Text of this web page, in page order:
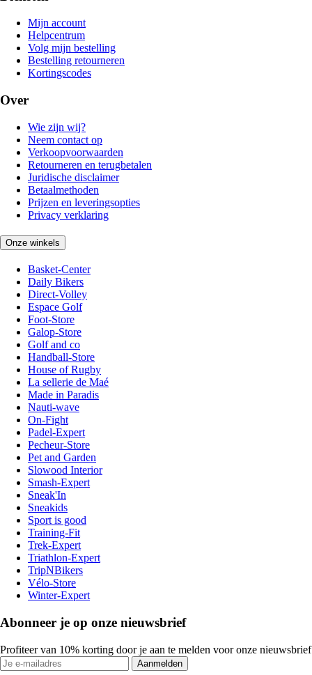
Mijn account
Helpcentrum
Volg mijn bestelling
Bestelling retourneren
Kortingscodes
Over
Wie zijn wij?
Neem contact op
Verkoopvoorwaarden
Retourneren en terugbetalen
Juridische disclaimer
Betaalmethoden
Prijzen en leveringsopties
Privacy verklaring
Onze winkels
Basket-Center
Daily Bikers
Direct-Volley
Espace Golf
Foot-Store
Galop-Store
Golf and co
Handball-Store
House of Rugby
La sellerie de Maé
Made in Paradis
Nauti-wave
On-Fight
Padel-Expert
Pecheur-Store
Pet and Garden
Slowood Interior
Smash-Expert
Sneak'In
Sneakids
Sport is good
Training-Fit
Trek-Expert
Triathlon-Expert
TripNBikers
Vélo-Store
Winter-Expert
Abonneer je op onze nieuwsbrief
Profiteer van 10% korting door je aan te melden voor onze nieuwsbrief
Aanmelden